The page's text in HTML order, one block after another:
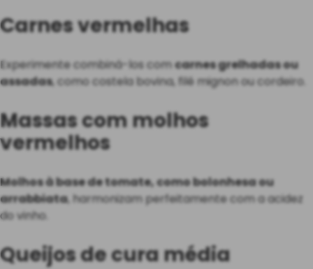
Carnes vermelhas
Experimente combiná-los comcarnes grelhadas ou
assadas, como costela bovina, filé mignon ou cordeiro.
Massas com molhos
vermelhos
Molhos à base de tomate, como bolonhesa ou
arrabbiata, harmonizam perfeitamente com a acidez
do vinho.
Queijos de cura média